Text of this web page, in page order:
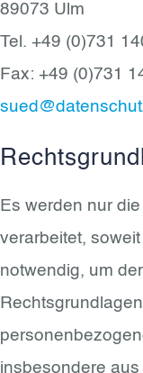
89073 Ulm
Tel. +49 (0)731
Fax: +49 (0)731
Es werden nur
verarbeitet,
notwendig, um
insbesondere